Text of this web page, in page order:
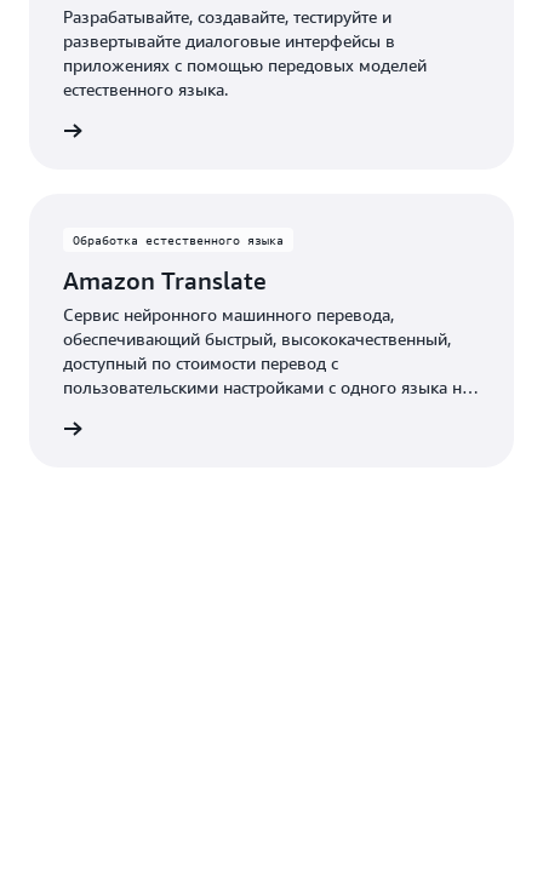
Разрабатывайте, создавайте, тестируйте и
развертывайте диалоговые интерфейсы в
приложениях с помощью передовых моделей
естественного языка.
Обработка естественного языка
Amazon Translate
Сервис нейронного машинного перевода,
обеспечивающий быстрый, высококачественный,
доступный по стоимости перевод с
пользовательскими настройками с одного языка на